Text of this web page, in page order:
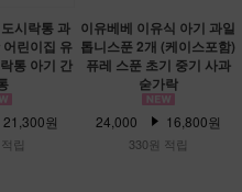
시락통 과
린이집 유
통 아기 간
21,300원
립
이유베베 이유식 아기 과일
톱니스푼 2개 (케이스포함)
퓨레 스푼 초기 중기 사과
숟가락
24,000 16,800원
330원 적립